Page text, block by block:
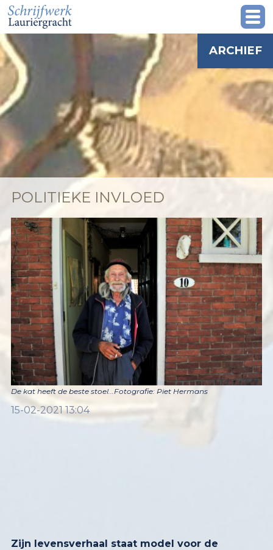
ARCHIEF
POLITIEKE INVLOED
De kat heeft de beste stoel...Fotografie: Piet Hermans
15-02-2021 13:04
Zijn levensverhaal staat model voor de
politieke invloed waar ervaringsdeskundigen